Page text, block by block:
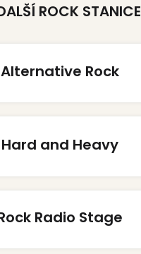
ROCK STANICE
Alternative Rock
Hard and Heavy
Radio Stage